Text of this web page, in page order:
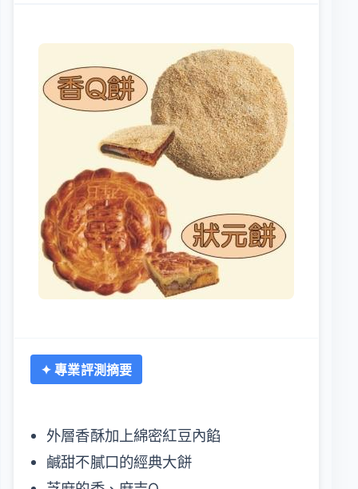
✦ 專業評測摘要
外層香酥加上綿密紅豆內餡
鹹甜不膩口的經典大餅